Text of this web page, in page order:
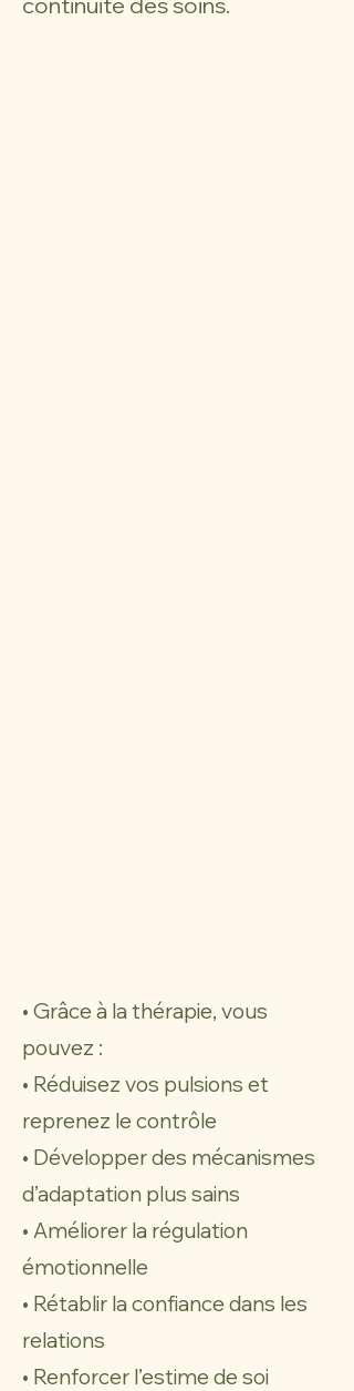
• Grâce à la thérapie, vous
pouvez :
• Réduisez vos pulsions et
reprenez le contrôle
• Développer des mécanismes
d’adaptation plus sains
• Améliorer la régulation
émotionnelle
• Rétablir la confiance dans les
relations
• Renforcer l’estime de soi